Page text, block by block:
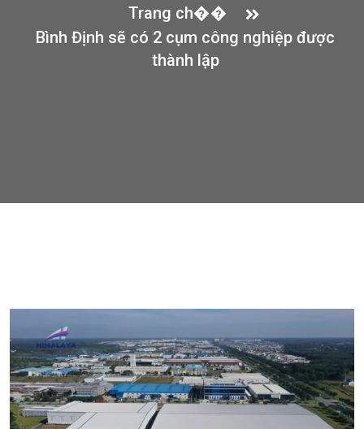
Trang ch��
Bình Định sẽ có 2 cụm công nghiệp được
thành lập